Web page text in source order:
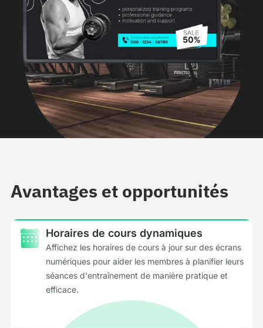
Avantages et opportunités
Horaires de cours dynamiques
Affichez les horaires de cours à jour sur des écrans
numériques pour aider les membres à planifier leurs
séances d'entraînement de manière pratique et
efficace.